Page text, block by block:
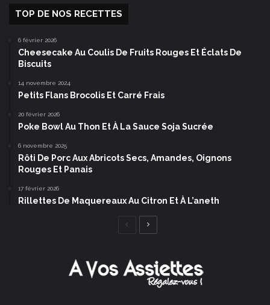
TOP DE NOS RECETTES
6 février 2026
Cheesecake Au Coulis De Fruits Rouges Et Éclats De
Biscuits
14 novembre 2024
Petits Flans Brocolis Et Carré Frais
20 février 2026
Poke Bowl Au Thon Et À La Sauce Soja Sucrée
6 novembre 2025
Rôti De Porc Aux Abricots Secs, Amandes, Oignons
Rouges Et Panais
17 février 2026
Rillettes De Maquereaux Au Citron Et À L’aneth
Page